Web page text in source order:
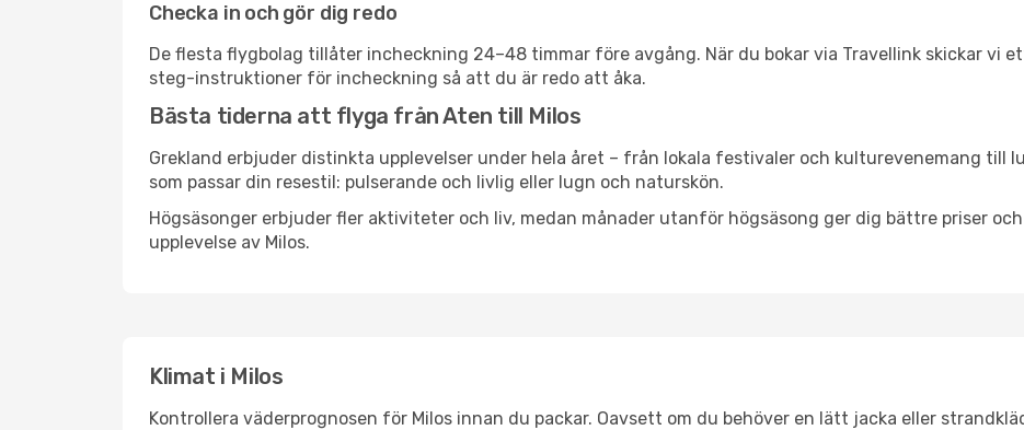
Checka in och gör dig redo
De flesta flygbolag tillåter incheckning 24–48 timmar före avgång. När du bokar via Travellink skickar vi
steg-instruktioner för incheckning så att du är redo att åka.
Bästa tiderna att flyga från Aten till Milos
Grekland erbjuder distinkta upplevelser under hela året – från lokala festivaler och kulturevenemang till
som passar din resestil: pulserande och livlig eller lugn och naturskön.
Högsäsonger erbjuder fler aktiviteter och liv, medan månader utanför högsäsong ger dig bättre priser
upplevelse av Milos.
Klimat i Milos
Kontrollera väderprognosen för Milos innan du packar. Oavsett om du behöver en lätt jacka eller